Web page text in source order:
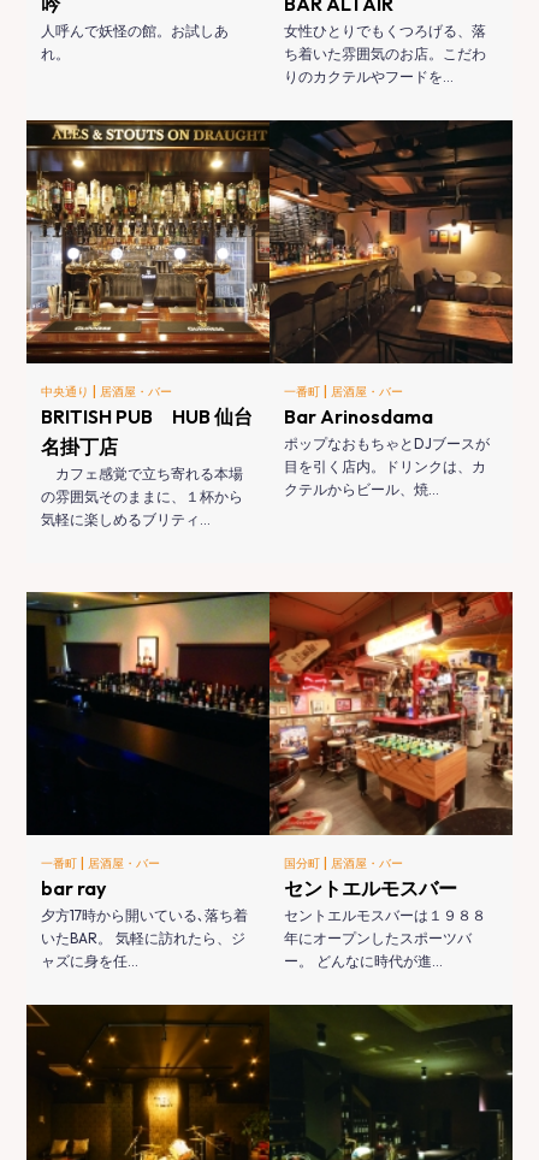
人呼んで妖怪の館。お試しあ
れ。
女性ひとりでもくつろげる、落
ち着いた雰囲気のお店。こだわ
りのカクテルやフードを…
中央通り | 居酒屋・バー
BRITISH PUB HUB 仙台
名掛丁店
カフェ感覚で立ち寄れる本場
の雰囲気そのままに、１杯から
気軽に楽しめるブリティ…
一番町 | 居酒屋・バー
Bar Arinosdama
ポップなおもちゃとDJブースが
目を引く店内。ドリンクは、カ
クテルからビール、焼…
一番町 | 居酒屋・バー
bar ray
夕方17時から開いている､落ち着
いたBAR。 気軽に訪れたら、ジ
ャズに身を任…
国分町 | 居酒屋・バー
セントエルモスバー
セントエルモスバーは１９８８
年にオープンしたスポーツバ
ー。 どんなに時代が進…